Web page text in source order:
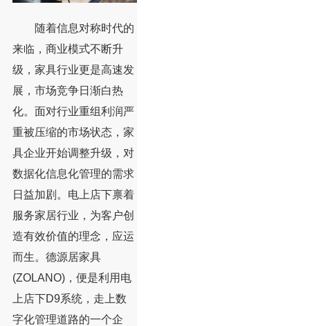
随着信息对称时代的
来临，商业模式不断升
级，家具行业更是高速发
展，市场竞争日渐白热
化。面对行业重组利润严
重被压缩的市场状态，家
具企业开始调整升级，对
数据化信息化管理的需求
日益加剧。电上店下禀着
服务家居行业，为客户创
造有效价值的理念，应运
而生。德源居家具
(ZOLANO)，便是利用电
上店下D9系统，走上数
字化管理道路的一个企